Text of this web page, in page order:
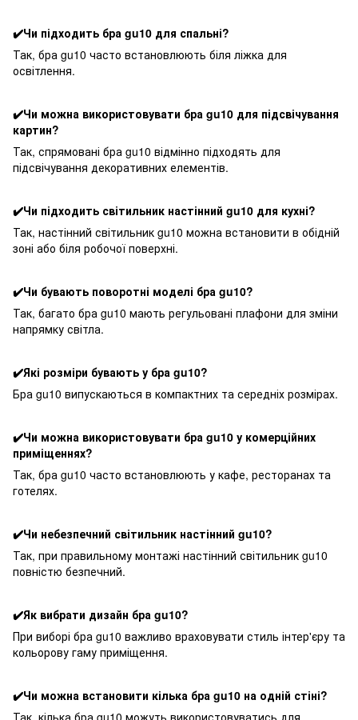
✔️Чи підходить бра gu10 для спальні?
Так, бра gu10 часто встановлюють біля ліжка для
освітлення.
✔️Чи можна використовувати бра gu10 для підсвічування
картин?
Так, спрямовані бра gu10 відмінно підходять для
підсвічування декоративних елементів.
✔️Чи підходить світильник настінний gu10 для кухні?
Так, настінний світильник gu10 можна встановити в обідній
зоні або біля робочої поверхні.
✔️Чи бувають поворотні моделі бра gu10?
Так, багато бра gu10 мають регульовані плафони для зміни
напрямку світла.
✔️Які розміри бувають у бра gu10?
Бра gu10 випускаються в компактних та середніх розмірах.
✔️Чи можна використовувати бра gu10 у комерційних
приміщеннях?
Так, бра gu10 часто встановлюють у кафе, ресторанах та
готелях.
✔️Чи небезпечний світильник настінний gu10?
Так, при правильному монтажі настінний світильник gu10
повністю безпечний.
✔️Як вибрати дизайн бра gu10?
При виборі бра gu10 важливо враховувати стиль інтер'єру та
кольорову гаму приміщення.
✔️Чи можна встановити кілька бра gu10 на одній стіні?
Так, кілька бра gu10 можуть використовуватись для